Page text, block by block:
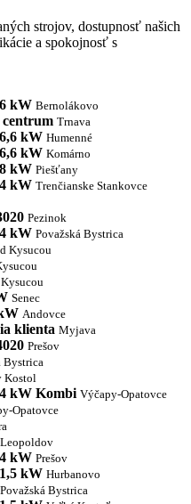
strojov, dostupnosť našich
a spokojnosť s
kW Bernolákovo
Trnava
kW Humenné
kW Komárno
kW Piešťany
kW Trenčianske Stankovce
Pezinok
kW Považská Bystrica
Kysucou
Senec
Andovce
klienta Myjava
Prešov
Bystrica
Kostol
kW Kombi Výčapy-Opatovce
Opatovce
Leopoldov
kW Prešov
kW Hurbanovo
Považská Bystrica